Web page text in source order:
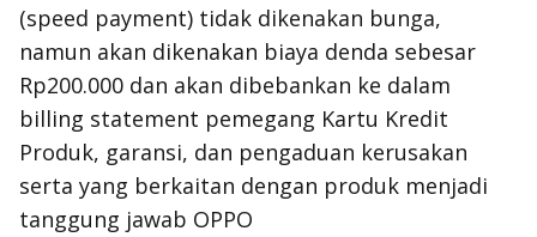
(speed payment) tidak dikenakan bunga,
namun akan dikenakan biaya denda sebesar
Rp200.000 dan akan dibebankan ke dalam
billing statement pemegang Kartu Kredit
Produk, garansi, dan pengaduan kerusakan
serta yang berkaitan dengan produk menjadi
tanggung jawab OPPO